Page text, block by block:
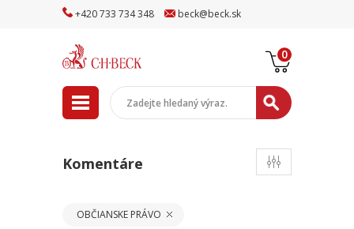
+420733 734348 beck@beck.sk
0
Komentáre
OBČIANSKE PRÁVO